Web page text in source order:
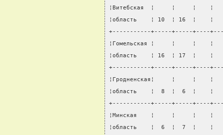
¦Витебская  ¦     ¦     ¦
¦область    ¦ 10  ¦ 16  ¦
+-----------+-----+-----+----
¦Гомельская ¦     ¦     ¦
¦область    ¦ 16  ¦ 17  ¦
+-----------+-----+-----+----
¦Гродненская¦     ¦     ¦
¦область    ¦  8  ¦  6  ¦
+-----------+-----+-----+----
¦Минская    ¦     ¦     ¦
¦область    ¦  6  ¦  7  ¦